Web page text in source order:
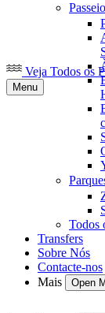
Todos
Transfers
Sobre Nós
Contacte-nos
Mais
Open
Veja Todos os
Menu